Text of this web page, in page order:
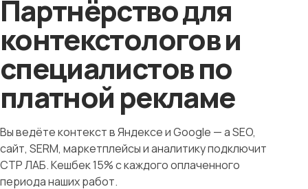
Блог
Глоссарий
История
Клиентам
Контакты
Партнёрство для
контекстологов и
специалистов по
платной рекламе
Вы ведёте контекст в Яндексе и Google — а SEO,
сайт, SERM, маркетплейсы и аналитику подключит
СТР ЛАБ. Кешбек 15% с каждого оплаченного
периода наших работ.